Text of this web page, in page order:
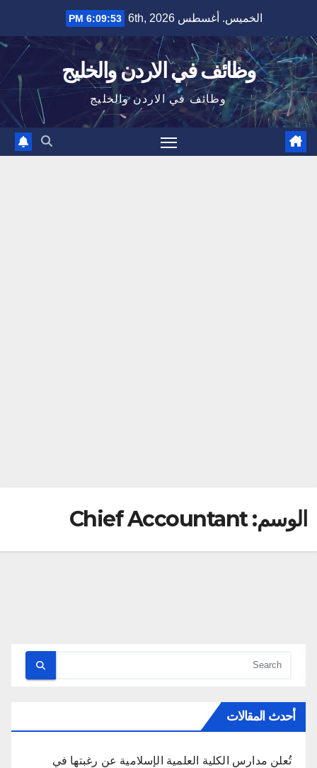
content
الخميس. أغسطس 6th, 2026 6:09:53 PM
وظائف في الاردن والخليج
وظائف في الاردن والخليج
الوسم:Chief Accountant
أحدث المقالات
تُعلن مدارس الكلية العلمية الإسلامية عن رغبتها في